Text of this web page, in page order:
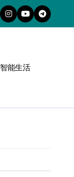
智能生活